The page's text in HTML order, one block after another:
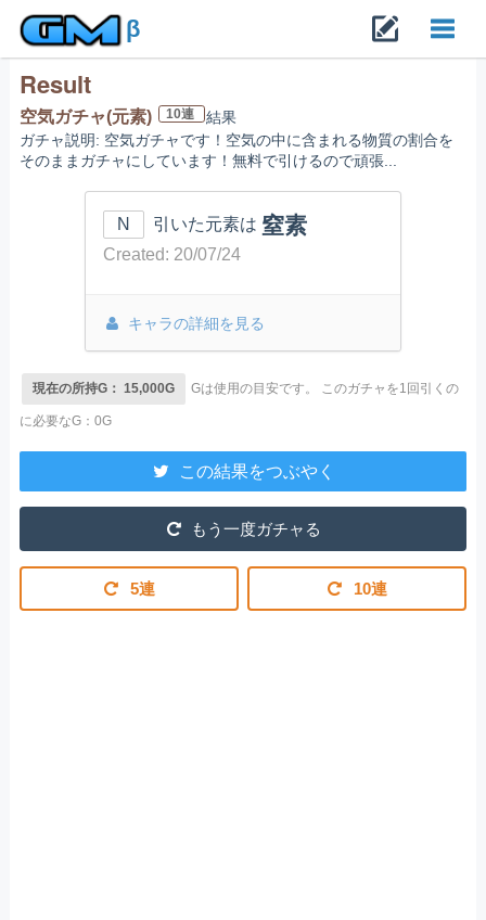
β
Result
空気ガチャ(元素) 10連
結果
ガチャ説明: 空気ガチャです！空気の中に含まれる物質の割合を
そのままガチャにしています！無料で引けるので頑張...
N 引いた元素は 窒素
Created: 20/07/24
キャラの詳細を見る
現在の所持G： 15,000G Gは使用の目安です。 このガチャを1回引くの
に必要なG：0G
この結果をつぶやく
もう一度ガチャる
5連 10連